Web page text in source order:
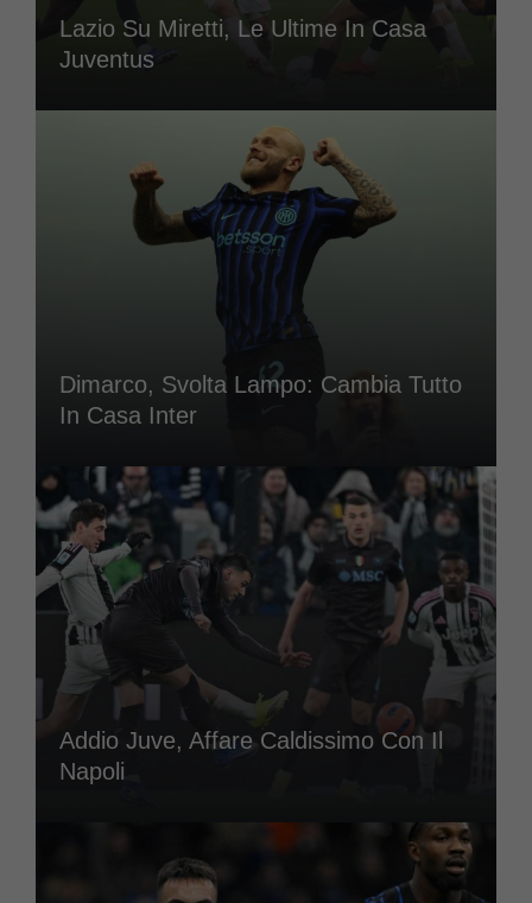
Lazio Su Miretti, Le Ultime In Casa
Juventus
Dimarco, Svolta Lampo: Cambia Tutto
In Casa Inter
Addio Juve, Affare Caldissimo Con Il
Napoli